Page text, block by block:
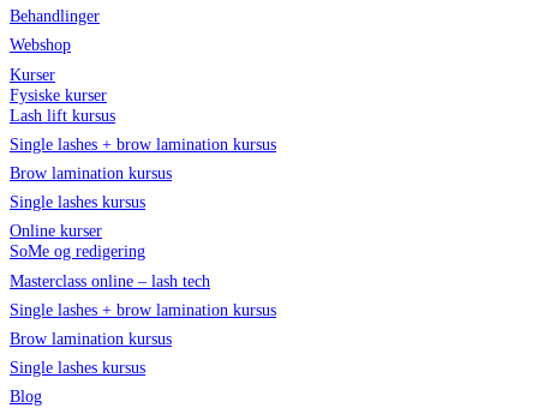
Behandlinger
Webshop
Kurser
Fysiske kurser
Lash lift kursus
Single lashes + brow lamination kursus
Brow lamination kursus
Single lashes kursus
Online kurser
SoMe og redigering
Masterclass online – lash tech
Single lashes + brow lamination kursus
Brow lamination kursus
Single lashes kursus
Blog